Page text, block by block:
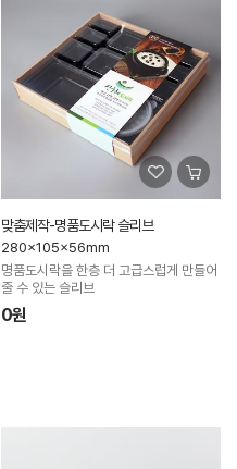
맞춤제작-명품도시락 슬리브
280x105x56mm
명품도시락을 한층 더 고급스럽게 만들어
줄 수 있는 슬리브
0원